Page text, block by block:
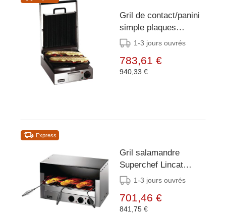
Gril de contact/panini
simple plaques
rainurées Lincat
1-3 jours ouvrés
783,61 €
940,33 €
Express
Gril salamandre
Superchef Lincat
Lynx 400 LSC
1-3 jours ouvrés
701,46 €
841,75 €